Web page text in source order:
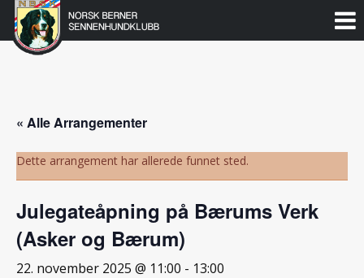
Gå
Norsk
Berner
« Alle Arrangementer
Dette arrangement har allerede funnet sted.
Julegateåpning på Bærums Verk
(Asker og Bærum)
22. november 2025 @ 11:00 - 13:00